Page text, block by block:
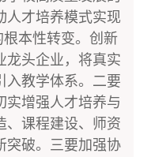
人才培养模式实现
根本性转变。创新
龙头企业，将真实
入教学体系。二要
实增强人才培养与
、课程建设、师资
突破。三要加强协